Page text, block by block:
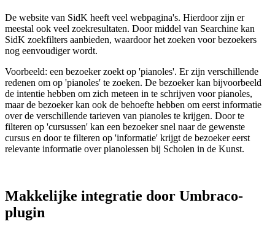
De website van SidK heeft veel webpagina's. Hierdoor zijn er
meestal ook veel zoekresultaten. Door middel van Searchine kan
SidK zoekfilters aanbieden, waardoor het zoeken voor bezoekers
nog eenvoudiger wordt.
Voorbeeld: een bezoeker zoekt op 'pianoles'. Er zijn verschillende
redenen om op 'pianoles' te zoeken. De bezoeker kan bijvoorbeeld
de intentie hebben om zich meteen in te schrijven voor pianoles,
maar de bezoeker kan ook de behoefte hebben om eerst informatie
over de verschillende tarieven van pianoles te krijgen. Door te
filteren op 'cursussen' kan een bezoeker snel naar de gewenste
cursus en door te filteren op 'informatie' krijgt de bezoeker eerst
relevante informatie over pianolessen bij Scholen in de Kunst.
Makkelijke integratie door Umbraco-
plugin